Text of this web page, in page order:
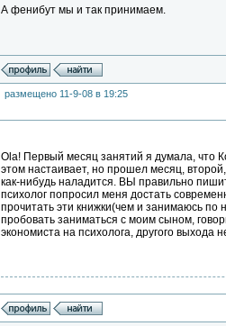
А фенибут мы и так принимаем.
размещено 11-9-08 в 19:25
Ola! Первый месяц занятий я думала, что
этом настаивает, но прошел месяц,
как-нибудь наладится. ВЫ правильно
психолог попросил меня достать
прочитать эти книжки(чем и занимаюсь по
пробовать заниматься с моим сыном,
экономиста на психолога, другого выхода